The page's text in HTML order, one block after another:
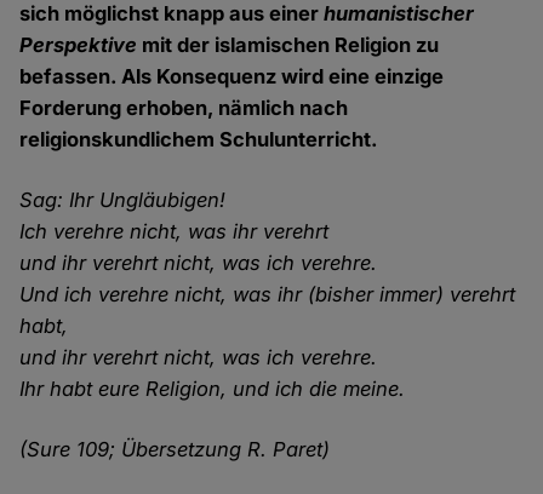
sich möglichst knapp aus einerhumanistischer
Perspektive mit der islamischen Religion zu
befassen. Als Konsequenz wird eine einzige
Forderung erhoben, nämlich nach
religionskundlichem Schulunterricht.
Sag: Ihr Ungläubigen!
Ich verehre nicht, was ihr verehrt
und ihr verehrt nicht, was ich verehre.
Und ich verehre nicht, was ihr (bisher immer) verehrt
habt,
und ihr verehrt nicht, was ich verehre.
Ihr habt eure Religion, und ich die meine.
(Sure 109; Übersetzung R. Paret)